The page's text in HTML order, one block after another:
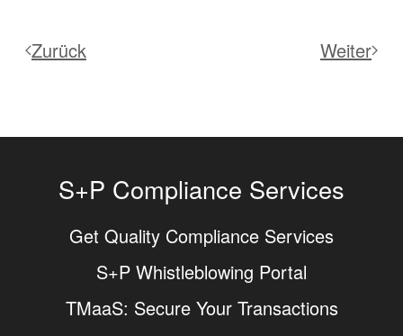
Zurück Weiter
S+P Compliance Services
Get Quality Compliance Services
S+P Whistleblowing Portal
TMaaS: Secure Your Transactions